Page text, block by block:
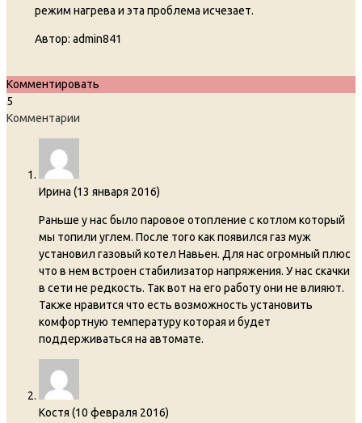
режим нагрева и эта проблема исчезает.
Автор: admin841
Комментировать
5
Комментарии
Ирина (13 января 2016)
Раньше у нас было паровое отопление с котлом который
мы топили углем. После того как появился газ муж
установил газовый котел Навьен. Для нас огромный плюс
что в нем встроен стабилизатор напряжения. У нас скачки
в сети не редкость. Так вот на его работу они не влияют.
Также нравится что есть возможность установить
комфортную температуру которая и будет
поддерживаться на автомате.
Костя (10 февраля 2016)